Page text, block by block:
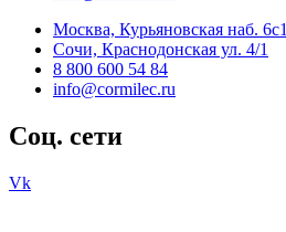
Москва, Курьяновская наб. 6с1
Сочи, Краснодонская ул. 4/1
8 800 600 54 84
info@cormilec.ru
Соц. сети
Vk